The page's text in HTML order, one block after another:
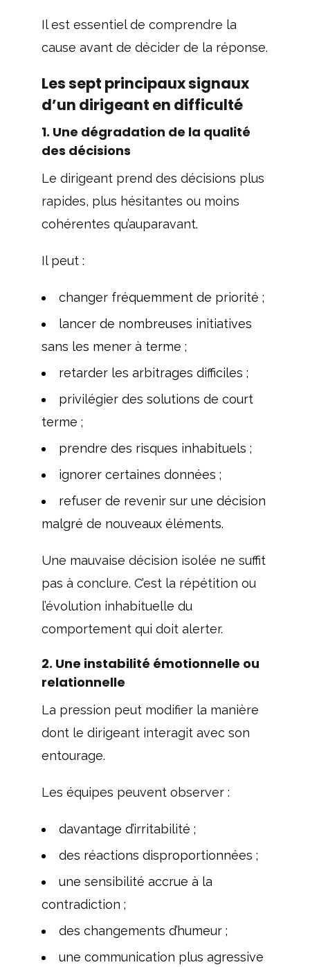
Il est essentiel de comprendre la
cause avant de décider de la réponse.
Les sept principaux signaux
d’un dirigeant en difficulté
1. Une dégradation de la qualité
des décisions
Le dirigeant prend des décisions plus
rapides, plus hésitantes ou moins
cohérentes qu’auparavant.
Il peut :
changer fréquemment de priorité ;
lancer de nombreuses initiatives
sans les mener à terme ;
retarder les arbitrages difficiles ;
privilégier des solutions de court
terme ;
prendre des risques inhabituels ;
ignorer certaines données ;
refuser de revenir sur une décision
malgré de nouveaux éléments.
Une mauvaise décision isolée ne suffit
pas à conclure. C’est la répétition ou
l’évolution inhabituelle du
comportement qui doit alerter.
2. Une instabilité émotionnelle ou
relationnelle
La pression peut modifier la manière
dont le dirigeant interagit avec son
entourage.
Les équipes peuvent observer :
davantage d’irritabilité ;
des réactions disproportionnées ;
une sensibilité accrue à la
contradiction ;
des changements d’humeur ;
une communication plus agressive